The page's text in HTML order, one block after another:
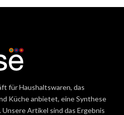
für Haushaltswaren, das
Küche anbietet, eine Synthese
Artikel sind das Ergebnis